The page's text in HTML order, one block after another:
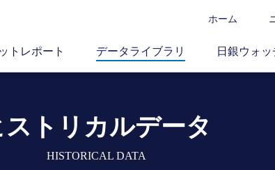
ホーム
トレポート データライブラリ 日銀ウォ
ストリカルデータ
HISTORICAL DATA